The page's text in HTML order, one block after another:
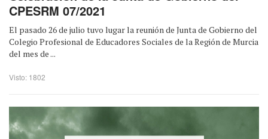
CPESRM 07/2021
El pasado 26 de julio tuvo lugar la reunión de Junta de Gobierno del
Colegio Profesional de Educadores Sociales de la Región de Murcia
del mes de ...
Visto: 1802